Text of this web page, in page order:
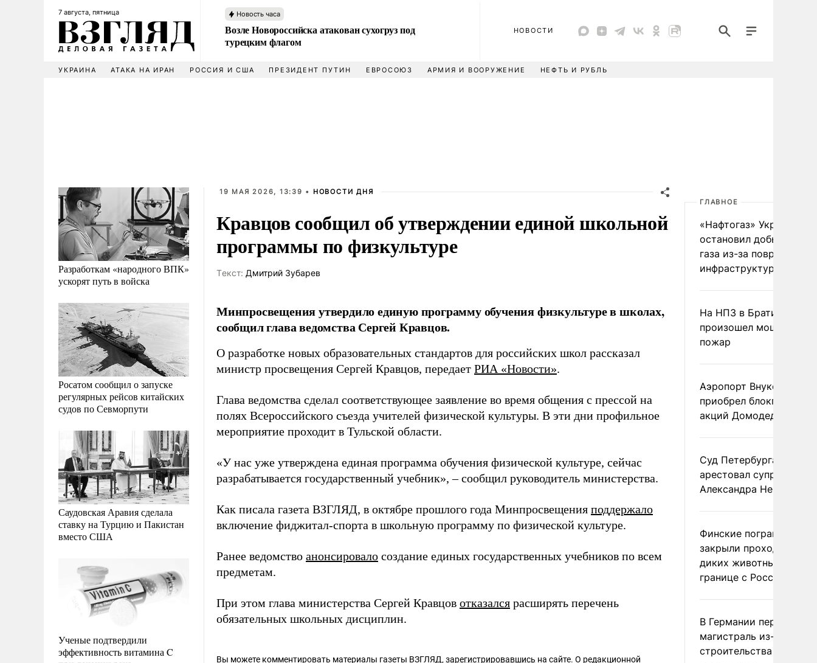
7 августа, пятница Новость часа
Возле Новороссийска атакован сухогруз под
турецким флагом
НОВОСТИ
УКРАИНА АТАКА НА ИРАН РОССИЯ И США ПРЕЗИДЕНТ ПУТИН ЕВРОСОЮЗ АРМИЯ И ВООРУЖЕНИЕ НЕФТЬ И РУБЛЬ
Разработкам «народного ВПК»
ускорят путь в войска
Росатом сообщил о запуске
регулярных рейсов китайских
судов по Севморпути
Саудовская Аравия сделала
ставку на Турцию и Пакистан
вместо США
Ученые подтвердили
эффективность витамина C
19 МАЯ 2026, 13:39 • НОВОСТИ ДНЯ
Кравцов сообщил об утверждении единой школьной
программы по физкультуре
Tекст: Дмитрий Зубарев
Минпросвещения утвердило единую программу обучения физкультуре в школах,
сообщил глава ведомства Сергей Кравцов.
О разработке новых образовательных стандартов для российских школ рассказал
министр просвещения Сергей Кравцов, передает РИА «Новости».
Глава ведомства сделал соответствующее заявление во время общения с прессой на
полях Всероссийского съезда учителей физической культуры. В эти дни профильное
мероприятие проходит в Тульской области.
«У нас уже утверждена единая программа обучения физической культуре, сейчас
разрабатывается государственный учебник», – сообщил руководитель министерства.
Как писала газета ВЗГЛЯД, в октябре прошлого года Минпросвещения поддержало
включение фиджитал-спорта в школьную программу по физической культуре.
Ранее ведомство анонсировало создание единых государственных учебников по всем
предметам.
При этом глава министерства Сергей Кравцов отказался расширять перечень
обязательных школьных дисциплин.
Вы можете комментировать материалы газеты ВЗГЛЯД, зарегистрировавшись на сайте. О редакционной
ГЛАВНОЕ
«Нафтогаз» Украины
остановил добычу
газа из-за повреждения
инфраструктуры
На НПЗ в Братиславе
произошел мощный
пожар
Аэропорт Внуково
приобрел блокпакет
акций Домодедово
Суд Петербурга заочно
арестовал супругу
Александра Невзорова
Финские пограничники
закрыли проходы для
диких животных на
границе с Россией
В Германии перекрыли
магистраль из-за
строительства